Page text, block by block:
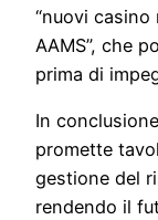
“nuovi casino
AAMS”, che
prima di
In
promette
gestione del
rendendo il